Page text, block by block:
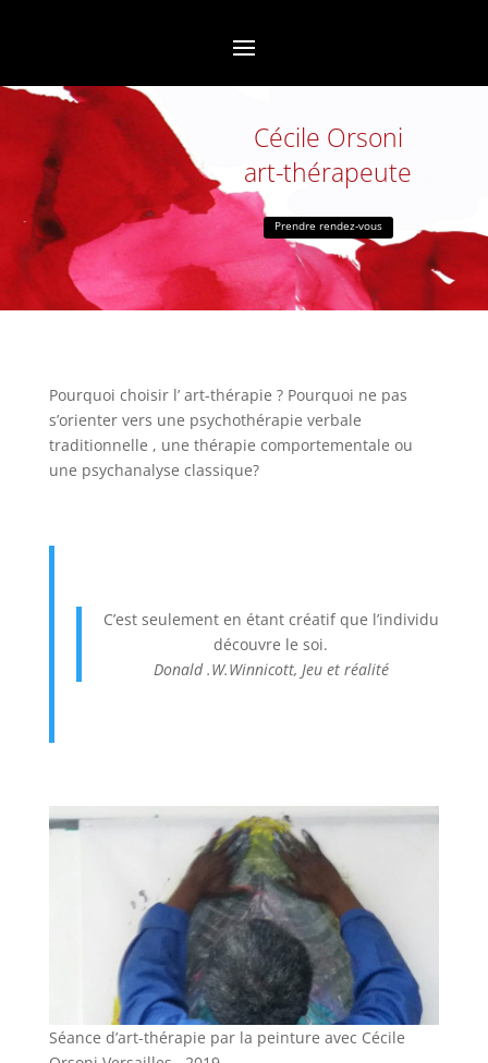
Cécile Orsoni
art-thérapeute
Prendre rendez-vous
Pourquoi choisir l’ art-thérapie ? Pourquoi ne pas
s’orienter vers une psychothérapie verbale
traditionnelle , une thérapie comportementale ou
une psychanalyse classique?
C’est seulement en étant créatif que l’individu
découvre le soi.
Donald .W.Winnicott, Jeu et réalité
Séance d’art-thérapie par la peinture avec Cécile